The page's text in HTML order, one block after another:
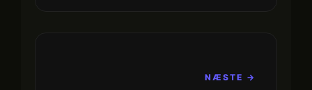
NÆSTE →